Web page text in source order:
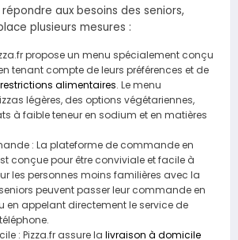
répondre aux besoins des seniors,
plusieurs mesures :
propose un menu spécialement conçu
tenant compte de leurs préférences et de
restrictions alimentaires. Le menu
légères, des options végétariennes,
à faible teneur en sodium et en matières
: La plateforme de commande en
conçue pour être conviviale et facile à
les personnes moins familières avec la
peuvent passer leur commande en
en appelant directement le service de
: Pizza.fr assure la livraison à domicile